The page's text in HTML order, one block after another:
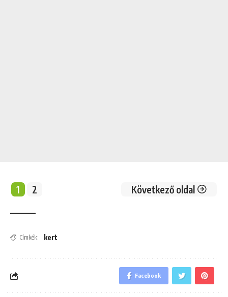
1 2 Következő oldal
Címkék: kert
Facebook